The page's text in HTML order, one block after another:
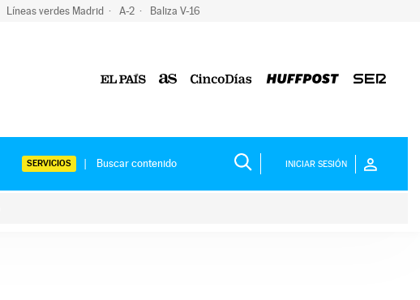
Líneas verdes Madrid A-2 Baliza V-16
SERVICIOS INICIAR SESIÓN